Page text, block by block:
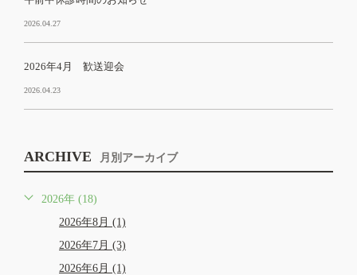
2026.04.27
2026年4月 歓送迎会
2026.04.23
ARCHIVE 月別アーカイブ
2026年 (18)
2026年8月 (1)
2026年7月 (3)
2026年6月 (1)